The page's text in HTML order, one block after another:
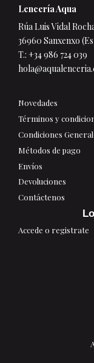
Lencería Aqua
Rúa Luis Vidal
36960 Sanxenxo
T.: +34 986 724 039
Novedades
Términos y
Condiciones
Métodos de pago
Envíos
Devoluciones
Contáctenos
Accede o registrate